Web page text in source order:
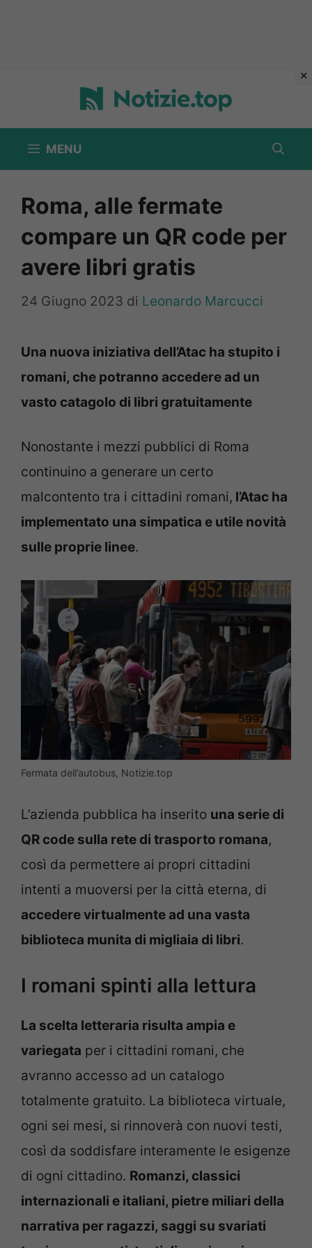
contenuto
MENU
Roma, alle fermate
compare un QR code per
avere libri gratis
24 Giugno 2023 di Leonardo Marcucci
Una nuova iniziativa dell’Atac ha stupito i
romani, che potranno accedere ad un
vasto catagolo di libri gratuitamente
Nonostante i mezzi pubblici di Roma
continuino a generare un certo
malcontento tra i cittadini romani, l’Atac ha
implementato una simpatica e utile novità
sulle proprie linee.
Fermata dell’autobus, Notizie.top
L’azienda pubblica ha inserito una serie di
QR code sulla rete di trasporto romana,
così da permettere ai propri cittadini
intenti a muoversi per la città eterna, di
accedere virtualmente ad una vasta
biblioteca munita di migliaia di libri.
I romani spinti alla lettura
La scelta letteraria risulta ampia e
variegata per i cittadini romani, che
avranno accesso ad un catalogo
totalmente gratuito. La biblioteca virtuale,
ogni sei mesi, si rinnoverà con nuovi testi,
così da soddisfare interamente le esigenze
di ogni cittadino. Romanzi, classici
internazionali e italiani, pietre miliari della
narrativa per ragazzi, saggi su svariati